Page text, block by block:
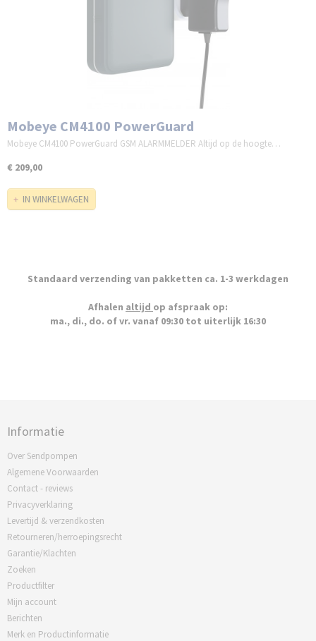
Mobeye CM4100 PowerGuard
Mobeye CM4100 PowerGuard GSM ALARMMELDER Altijd op de hoogte…
€ 209,00
IN WINKELWAGEN
Standaard verzending van pakketten ca. 1-3 werkdagen
Afhalen altijd op afspraak op:
ma., di., do. of vr. vanaf 09:30 tot uiterlijk 16:30
Informatie
Over Sendpompen
Algemene Voorwaarden
Contact - reviews
Privacyverklaring
Levertijd & verzendkosten
Retourneren/herroepingsrecht
Garantie/Klachten
Zoeken
Productfilter
Mijn account
Berichten
Merk en Productinformatie